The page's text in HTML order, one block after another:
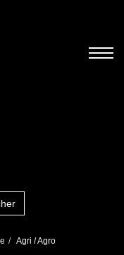
Agri / Agro